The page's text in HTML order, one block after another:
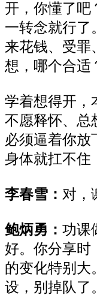
开，你懂了吧
一转念就行了。
来花钱、受罪
想，哪个合适
学着想得开，
不愿释怀、总
必须逼着你放
身体就扛不住
李春雪： 对，
鲍炳勇： 功课
好。你分享时
的变化特别大
设，别掉队了